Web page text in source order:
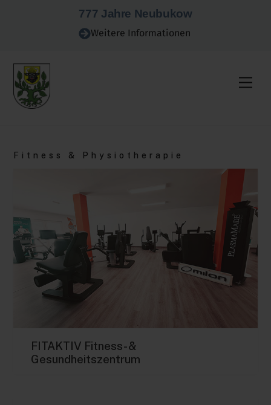
777 Jahre Neubukow
Weitere Informationen
Fitness & Physiotherapie
FITAKTIV Fitness- &
Gesundheitszentrum